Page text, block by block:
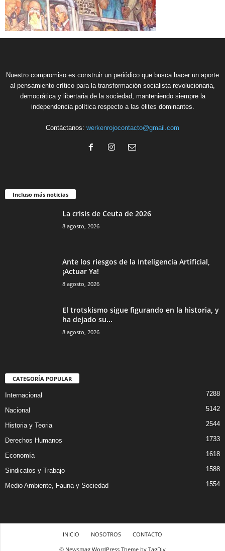
Nuestro compromiso es construir un periódico que busca hacer un aporte
al pensamiento crítico para la transformación socialista revolucionaria,
democrática y libertaria de la sociedad, manteniendo siempre la
independencia política respecto a las élites dominantes.
Contáctanos: werkenrojocontacto@gmail.com
Incluso más noticias
La crisis de Ceuta de 2026
8 agosto, 2026
Ante los riesgos de la Inteligencia Artificial,
¡Actuar Ya!
8 agosto, 2026
El trotskismo sigue figurando en la historia, y
ha dejado su...
8 agosto, 2026
CATEGORÍA POPULAR
Internacional 7288
Nacional 5142
Historia y Teoria 2544
Derechos Humanos 1733
Economía 1618
Sindicatos y Trabajo 1588
Medio Ambiente, Fauna y Sociedad 1554
INICIO NOSOTROS
CONTACTO
© Newsmag WordPress Theme by TagDiv